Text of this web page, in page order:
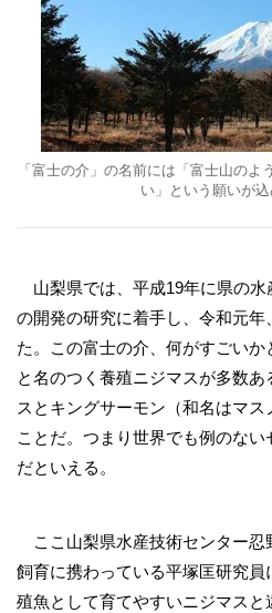
「富士の介」の名前には「富士山のよ
い」という願いが
山梨県では、平成19年に県の水
の開発の研究に着手し、令和元年
た。この富士の介、何がすごい
と名のつく養殖ニジマスが多数
スとキングサーモン（和名はマ
ことだ。つまり世界でも例のな
だといえる。
ここ山梨県水産技術センター忍
飼育に携わっている平塚匡研究
殖魚として育てやすいニジマス